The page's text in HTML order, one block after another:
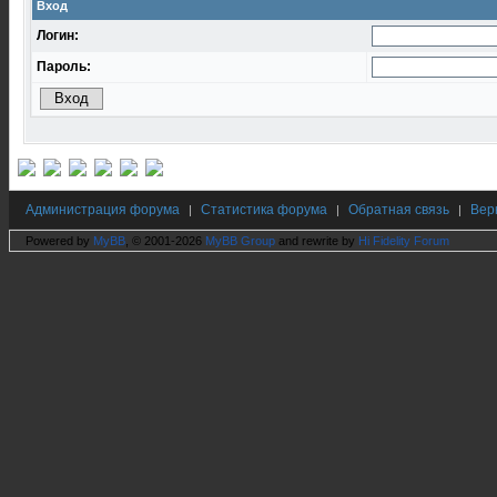
Вход
Логин:
Пароль:
Администрация форума | Статистика форума | Обратная связь |
Powered by MyBB , © 2001-2026 MyBB Group and rewrite by Hi Fidelity Forum